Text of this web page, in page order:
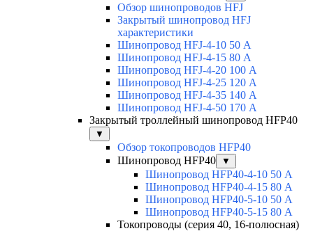
Обзор шинопроводов HFJ
Закрытый шинопровод HFJ
характеристики
Шинопровод HFJ-4-10 50 А
Шинопровод HFJ-4-15 80 А
Шинопровод HFJ-4-20 100 А
Шинопровод HFJ-4-25 120 А
Шинопровод HFJ-4-35 140 А
Шинопровод HFJ-4-50 170 А
Закрытый троллейный шинопровод HFP40
▼
Обзор токопроводов HFP40
Шинопровод HFP40
▼
Шинопровод HFP40-4-10 50 А
Шинопровод HFP40-4-15 80 А
Шинопровод HFP40-5-10 50 А
Шинопровод HFP40-5-15 80 А
Токопроводы (серия 40, 16-полюсная)